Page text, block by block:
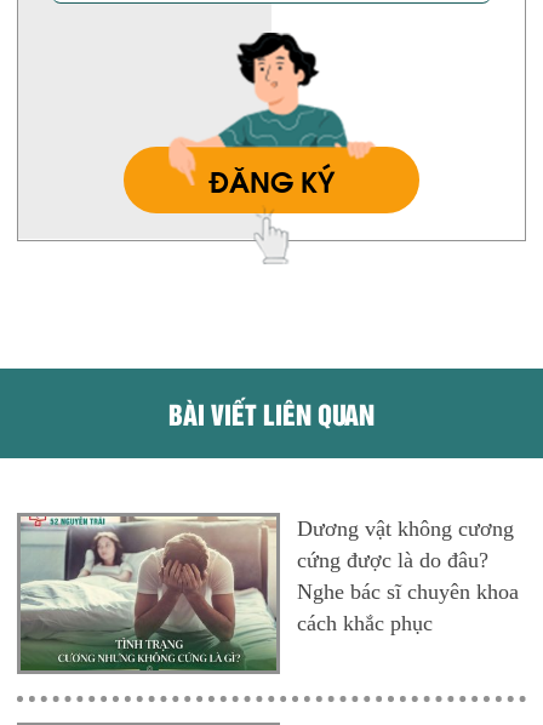
ĐĂNG KÝ
BÀI VIẾT LIÊN QUAN
Dương vật không cương
cứng được là do đâu?
Nghe bác sĩ chuyên khoa
cách khắc phục